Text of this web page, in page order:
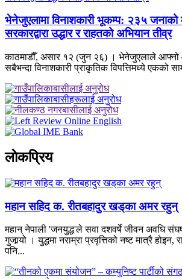
भेनेजुएलामा विनाशकारी भूकम्प: २३५
सरकारद्वारा उद्धार र राहतको अभियान तीव्र
काठमाडौँ, असार १२ (जुन २६) । भेनेजुएलाले
सबैभन्दा विनाशकारी प्राकृतिक विपत्तिमध्ये एकको
लाेकप्रिय
महान सहिद क. रीतबहादुर खड्‌का अमर रहुन्
महान् नेपाली 'जनयुद्ध'ले सवा दशवर्षे जीवन अवधि
गुजार्‍यो । युद्धमा नराम्रा प्रवृत्तिको नष्ट मात्रै होइन,
पनि...